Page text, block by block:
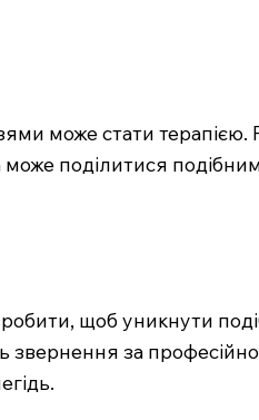
може стати
поділитися
щоб уникнути
звернення за